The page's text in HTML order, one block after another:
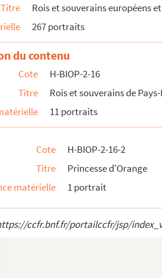
Titre
Rois et souverains européens
267 portraits
du contenu
Cote
H-BIOP-2-16
Titre
Rois et souverains de
11 portraits
Cote
H-BIOP-2-16-2
Titre
Princesse d'Orange
matérielle
1 portrait
ccfr.bnf.fr/portailccfr/jsp/